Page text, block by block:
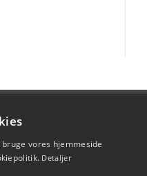
vores hjemmeside
Detaljer